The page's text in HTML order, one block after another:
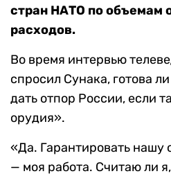
стран НАТО по объемам
расходов.
Во время интервью
спросил Сунака, готова
дать отпор России, если
орудия».
«Да. Гарантировать нашу
— моя работа. Считаю ли